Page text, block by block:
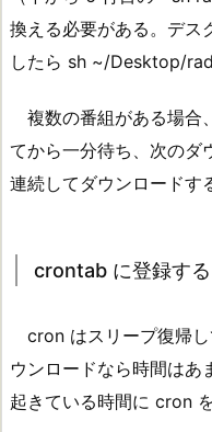
換える必要がある。デ
したら sh ~/Desktop/
複数の番組がある場合
てから一分待ち、次のダ
連続してダウンロードす
crontab に登録する
cron はスリープ復帰
ウンロードなら時間は
起きている時間に cron